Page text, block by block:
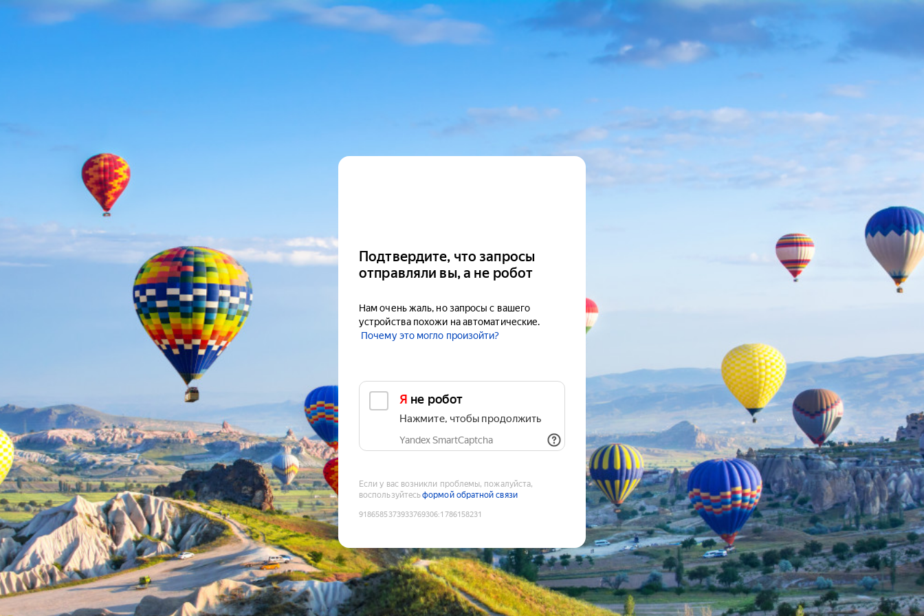
Подтвердите, что запросы
отправляли вы, а не робот
Нам очень жаль, но запросы с вашего
устройства похожи на автоматические.
Почему это могло произойти?
Я не робот
Нажмите, чтобы продолжить
Yandex SmartCaptcha
Если у вас возникли проблемы, пожалуйста,
воспользуйтесьформой обратной связи
9186585373933769306:1786158231